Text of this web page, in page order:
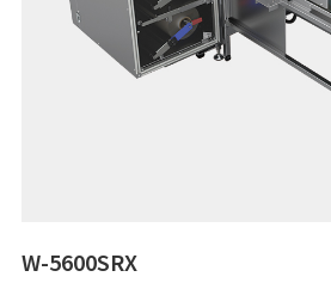
W-5600SRX